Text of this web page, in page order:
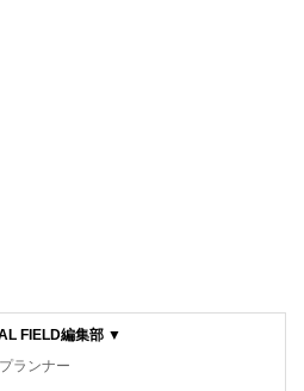
FIELD編集部 ▼
ランナー